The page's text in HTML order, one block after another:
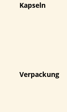
Kapseln
Verpackung